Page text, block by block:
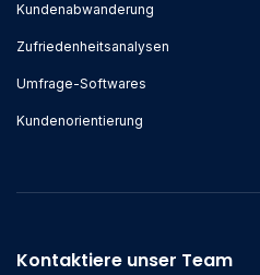
Kundenabwanderung
Zufriedenheitsanalysen
Umfrage-Softwares
Kundenorientierung
Kontaktiere unser Team